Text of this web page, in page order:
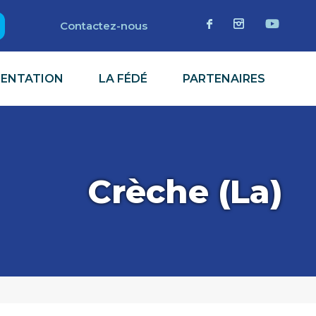
Contactez-nous
LA FÉDÉ PARTENAIRES
Crèche (La)